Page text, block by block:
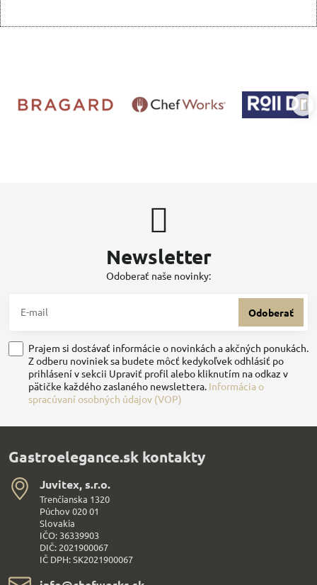
Newsletter
Odoberať naše novinky:
Odoberať
Prajem si dostávať informácie o novinkách a akčných ponukách.
Z odberu noviniek sa budete môcť kedykoľvek odhlásiť po
prihlásení v sekcii Upraviť profil alebo kliknutím na odkaz v
pätičke každého zaslaného newslettera. Informácia o
spracúvaní osobných údajov (VOP)
Gastroelegance.sk kontakty
Juvitex, s​.r​.o​.
Trenčianska 1320
Púchov 020 01
Slovakia
IČO: 36339903
DIČ: 2021900067
IČ DPH: SK2021900067